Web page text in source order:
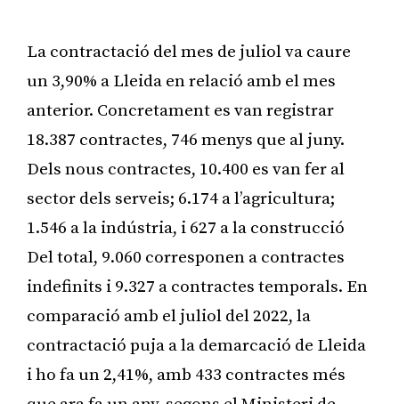
La contractació del mes de juliol va caure
un 3,90% a Lleida en relació amb el mes
anterior. Concretament es van registrar
18.387 contractes, 746 menys que al juny.
Dels nous contractes, 10.400 es van fer al
sector dels serveis; 6.174 a l’agricultura;
1.546 a la indústria, i 627 a la construcció
Del total, 9.060 corresponen a contractes
indefinits i 9.327 a contractes temporals. En
comparació amb el juliol del 2022, la
contractació puja a la demarcació de Lleida
i ho fa un 2,41%, amb 433 contractes més